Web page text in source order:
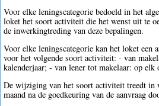
Voor elke leningscategorie bedoeld in het
loket het soort activiteit die het wenst uit te
de inwerkingtreding van deze bepalingen.
Voor elke leningscategorie kan het loket een
voor het volgende soort activiteit: - van
kalenderjaar; - van lener tot makelaar: op elk
De wijziging van het soort activiteit treedt in
maand na de goedkeuring van de aanvraag